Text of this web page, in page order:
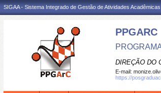
SIGAA - Sistema Integrado de Gestão de Atividades Acadêmicas
PPGARC
DIREÇÃO DO
E-mail:
https://